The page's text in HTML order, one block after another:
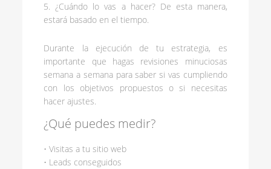
5. ¿Cuándo lo vas a hacer? De esta manera,
estará basado en el tiempo.
Durante la ejecución de tu estrategia, es
importante que hagas revisiones minuciosas
semana a semana para saber si vas cumpliendo
con los objetivos propuestos o si necesitas
hacer ajustes.
¿Qué puedes medir?
• Visitas a tu sitio web
• Leads conseguidos